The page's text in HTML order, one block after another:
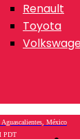
Renault
Toyota
México
PDT